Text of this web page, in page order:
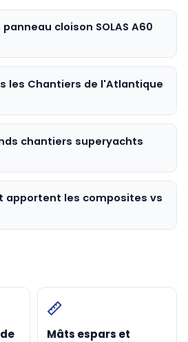
cloison SOLAS A60
les Chantiers de l'Atlantique
chantiers superyachts
apportent les composites vs
Mâts espars et